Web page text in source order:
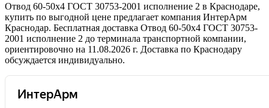
Отвод 60-50х4 ГОСТ 30753-2001 исполнение 2 в Краснодаре,
купить по выгодной цене предлагает компания ИнтерАрм
Краснодар. Бесплатная доставка Отвод 60-50х4 ГОСТ 30753-
2001 исполнение 2 до терминала транспортной компании,
ориентировочно на 11.08.2026 г. Доставка по Краснодару
обсуждается индивидуально.